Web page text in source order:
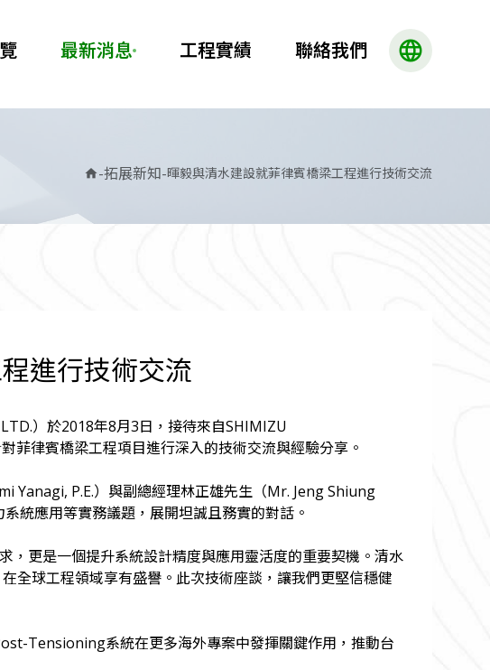
最新消息 工程實績 聯絡我們 language
home-拓展新知-暉毅與清水建設就菲律賓橋梁工程進行技術交流
進行技術交流
）於2018年8月3日，接待來自SHIMIZU
菲律賓橋梁工程項目進行深入的技術交流與經驗分享。
Yanagi, P.E.）與副總經理林正雄先生（Mr. Jeng Shiung
統應用等實務議題，展開坦誠且務實的對話。
，更是一個提升系統設計精度與應用靈活度的重要契機。清水
全球工程領域享有盛譽。此次技術座談，讓我們更堅信穩健
Tensioning系統在更多海外專案中發揮關鍵作用，推動台